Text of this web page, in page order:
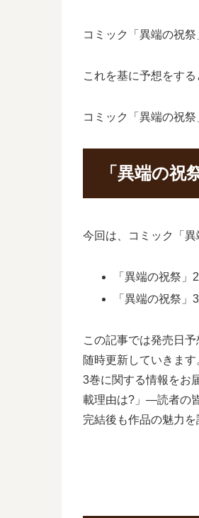
コミック「異端の祝
これを基に予想をす
コミック「異端の祝
「異端の祝
今回は、コミック「
「異端の祝祭
「異端の祝祭
この記事では発売日
随時更新していきま
3巻に関する情報をお
載理由は?」―読者の
完結後も作品の魅力